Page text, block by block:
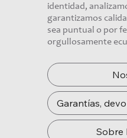
identidad,
garantizamos
sea puntual o por
orgullosamente
Garantías,
Sobre